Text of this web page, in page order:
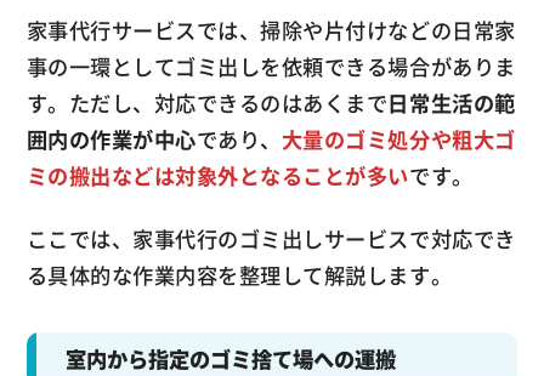
家事代行サービスでは、掃除や片付けなどの日常家
事の一環としてゴミ出しを依頼できる場合がありま
す。ただし、対応できるのはあくまで日常生活の範
囲内の作業が中心であり、 大量のゴミ処分や粗大ゴ
ミの搬出などは対象外となることが多いです。
ここでは、家事代行のゴミ出しサービスで対応でき
る具体的な作業内容を整理して解説します。
室内から指定のゴミ捨て場への運搬